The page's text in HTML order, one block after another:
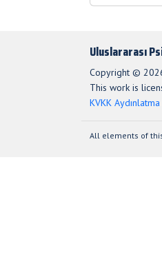
Uluslararası
Copyright ©
This work is
KVKK
All elements of